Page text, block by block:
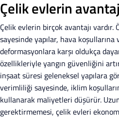
Çelik evlerin
Çelik evlerin birçok avantajı vardır.
sayesinde yapılar, hava
deformasyonlara karşı oldukça
özellikleriyle yangın güvenliğini
inşaat süresi geleneksel yapılara
verimliliği sayesinde, iklim
kullanarak maliyetleri düşürür.
gerektirmemesi, çelik evleri